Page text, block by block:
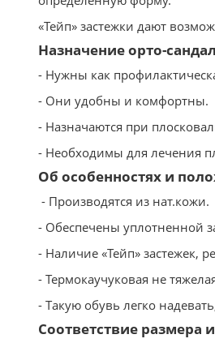
«Тейп» застежки дают
Назначение орто-
- Нужны как
- Они удобны и комфортны.
- Назначаются при
- Необходимы для лечения
Об особенностях и
- Производятся из нат.кожи.
- Обеспечены уплотненной
- Наличие «Тейп» застежек,
- Термокаучуковая не
- Такую обувь легко
Соответствие размера